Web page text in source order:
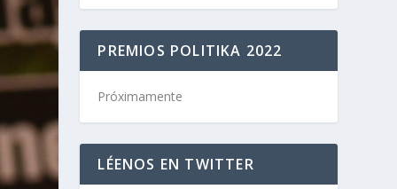
PREMIOS POLITIKA 2022
Próximamente
LÉENOS EN TWITTER